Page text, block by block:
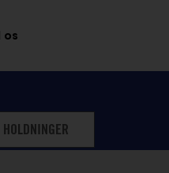
os
HOLDNINGER